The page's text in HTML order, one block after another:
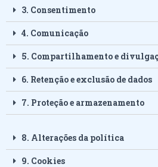
3. Consentimento
4. Comunicação
5. Compartilhamento e
6. Retenção e exclusão de dados
7. Proteção e armazenamento
8. Alterações da política
9. Cookies